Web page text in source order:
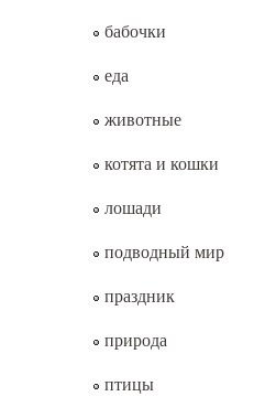
бабочки
еда
животные
котята и кошки
лошади
подводный мир
праздник
природа
птицы